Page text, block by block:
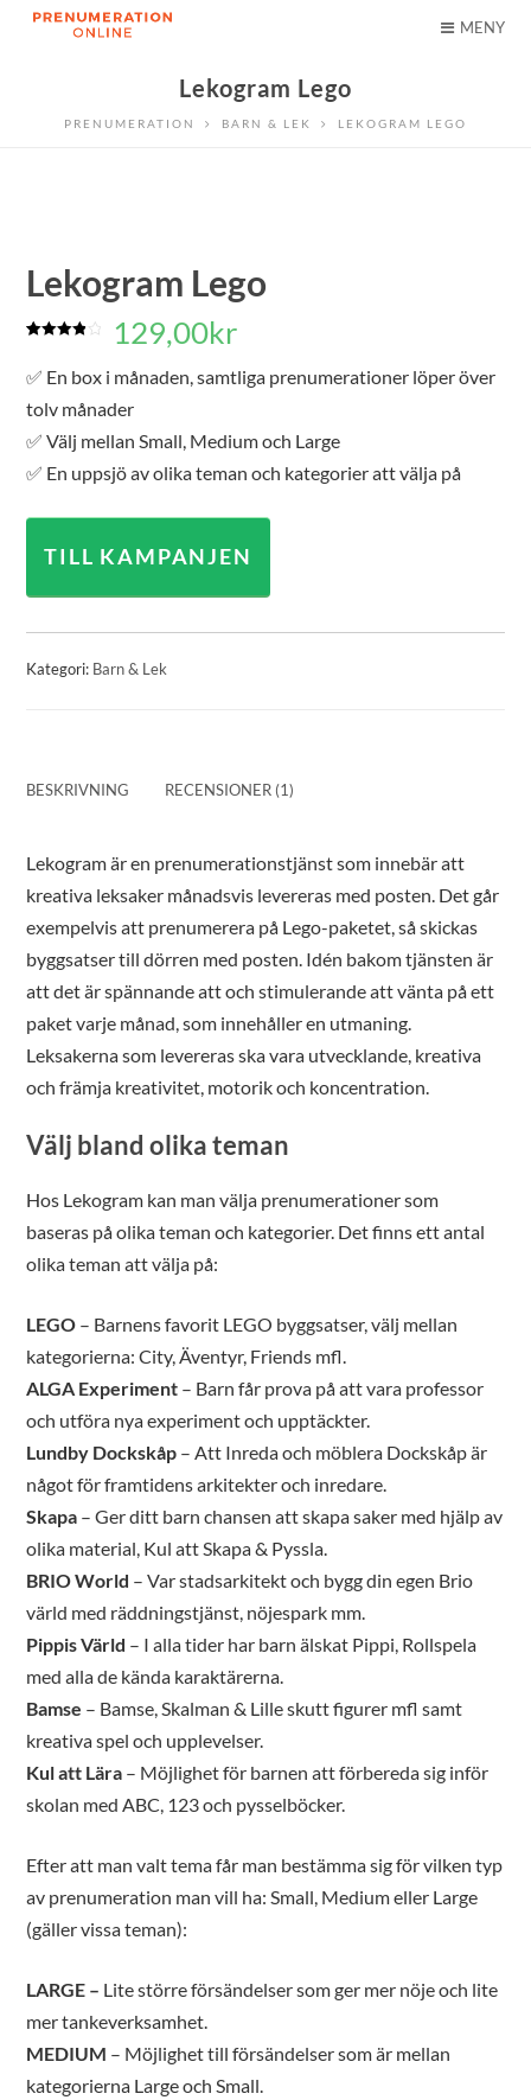
MENY
Lekogram Lego
PRENUMERATION BARN & LEK LEKOGRAM LEGO
Lekogram Lego
baserat
kundrecension
129,00kr
✅ En box i månaden, samtliga prenumerationer löper över
tolv månader
✅ Välj mellan Small, Medium och Large
✅ En uppsjö av olika teman och kategorier att välja på
TILL KAMPANJEN
Kategori: Barn & Lek
BESKRIVNING RECENSIONER (1)
Lekogram är en prenumerationstjänst som innebär att
kreativa leksaker månadsvis levereras med posten. Det går
exempelvis att prenumerera på Lego-paketet, så skickas
byggsatser till dörren med posten. Idén bakom tjänsten är
att det är spännande att och stimulerande att vänta på ett
paket varje månad, som innehåller en utmaning.
Leksakerna som levereras ska vara utvecklande, kreativa
och främja kreativitet, motorik och koncentration.
Välj bland olika teman
Hos Lekogram kan man välja prenumerationer som
baseras på olika teman och kategorier. Det finns ett antal
olika teman att välja på:
LEGO – Barnens favorit LEGO byggsatser, välj mellan
kategorierna: City, Äventyr, Friends mfl.
ALGA Experiment – Barn får prova på att vara professor
och utföra nya experiment och upptäckter.
Lundby Dockskåp – Att Inreda och möblera Dockskåp är
något för framtidens arkitekter och inredare.
Skapa – Ger ditt barn chansen att skapa saker med hjälp av
olika material, Kul att Skapa & Pyssla.
BRIO World – Var stadsarkitekt och bygg din egen Brio
värld med räddningstjänst, nöjespark mm.
Pippis Värld – I alla tider har barn älskat Pippi, Rollspela
med alla de kända karaktärerna.
Bamse – Bamse, Skalman & Lille skutt figurer mfl samt
kreativa spel och upplevelser.
Kul att Lära – Möjlighet för barnen att förbereda sig inför
skolan med ABC, 123 och pysselböcker.
Efter att man valt tema får man bestämma sig för vilken typ
av prenumeration man vill ha: Small, Medium eller Large
(gäller vissa teman):
LARGE – Lite större försändelser som ger mer nöje och lite
mer tankeverksamhet.
MEDIUM – Möjlighet till försändelser som är mellan
kategorierna Large och Small.